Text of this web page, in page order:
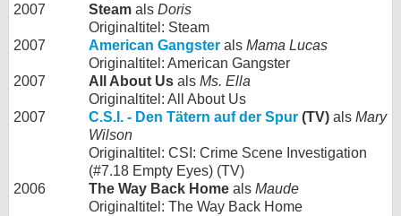
2007
Steam als Doris
Originaltitel: Steam
2007
American Gangster als Mama Lucas
Originaltitel: American Gangster
2007
All About Us als Ms. Ella
Originaltitel: All About Us
2007
C.S.I. - Den Tätern auf der Spur (TV) als Mary
Wilson
Originaltitel: CSI: Crime Scene Investigation
(#7.18 Empty Eyes) (TV)
2006
The Way Back Home als Maude
Originaltitel: The Way Back Home